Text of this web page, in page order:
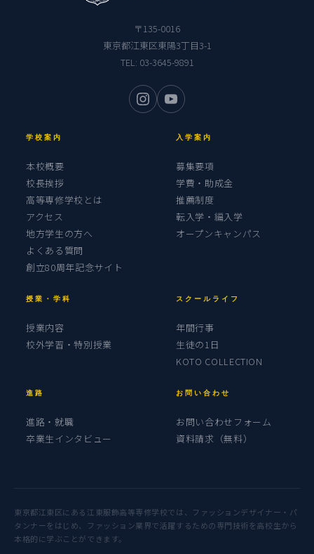
〒135-0016
東京都江東区東陽3丁目3-1
TEL: 03-3645-9891
学校案内
本校概要
校長挨拶
高等専修学校とは
アクセス
地方学生の方へ
よくある質問
創立80周年記念サイト
入学案内
募集要項
学費・助成金
推薦制度
転入学・編入学
オープンキャンパス
授業・学科
授業内容
校外学習・特別授業
スクールライフ
年間行事
生徒の1日
KOTO COLLECTION
進路
進路・就職
卒業生インタビュー
お問い合わせ
お問い合わせフォーム
資料請求（無料）
東京都江東区にある江東服飾高等専修学校では、ファッションデザイナー・パ
タンナーをはじめ、ファッション業界で活躍するための専門技術を高校生から
本格的に学ぶことができます。